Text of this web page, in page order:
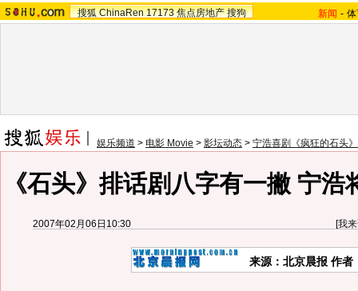
搜狐 ChinaRen 17173 焦点房地产 搜狗 新闻 -
娱乐频道 > 电影 Movie > 影坛动态 > 宁浩喜剧《疯狂的石头》
《石头》排话剧八字有一撇 宁浩
2007年02月06日10:30 [我
来源：北京晨报 作者